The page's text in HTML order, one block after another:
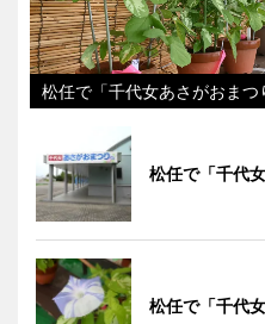
松任で「千代女あさがおまつ
松任で「千代
松任で「千代